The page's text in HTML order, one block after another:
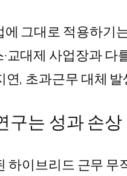
그대로 적용하기
·교대제 사업장과
, 초과근무 대체
구는 성과 손
이브리드 근무 무